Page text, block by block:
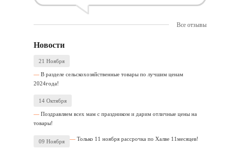
Все отзывы
Новости
21 Ноября
В разделе сельскохозяйственные товары по лучшим ценам
2024года!
14 Октября
Поздравляем всех мам с праздником и дарим отличные цены на
товары!
09 Ноября Только 11 ноября рассрочка по Халве 11месяцев!